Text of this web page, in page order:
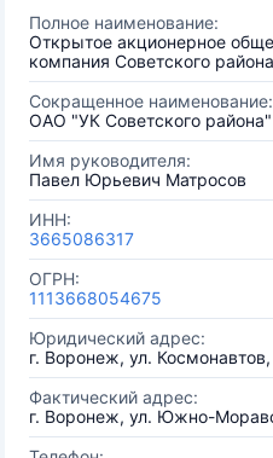
Полное наименование:
Открытое акционерное
компания Советского
Сокращенное наименование:
ОАО "УК Советского района"
Имя руководителя:
Павел Юрьевич Матросов
ИНН:
3665086317
ОГРН:
1113668054675
Юридический адрес:
г. Воронеж, ул.
Фактический адрес:
г. Воронеж, ул. Южно-